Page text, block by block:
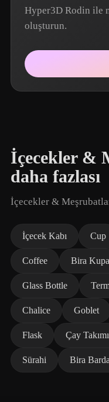
Hyper3D Rodin ile
oluşturun.
İçecekler &
daha fazlası
İçecekler &
İçecek Kabı Cup
Coffee Bira
Glass Bottle
Chalice Goblet
Flask Çay Takımı
Sürahi Bira